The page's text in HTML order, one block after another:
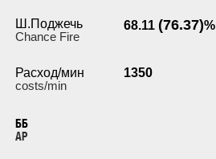
Ш.Поджечь
Chance Fire
68.11 (76.37)%
Расход/мин
costs/min
1350
ББ
AP